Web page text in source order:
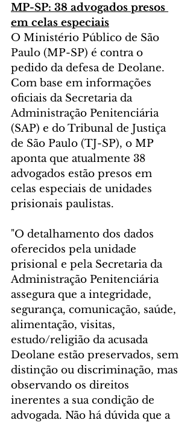
MP-SP: 38 advogados presos
em celas especiais
O Ministério Público de São
Paulo (MP-SP) é contra o
pedido da defesa de Deolane.
Com base em informações
oficiais da Secretaria da
Administração Penitenciária
(SAP) e do Tribunal de Justiça
de São Paulo (TJ-SP), o MP
aponta que atualmente 38
advogados estão presos em
celas especiais de unidades
prisionais paulistas.
"O detalhamento dos dados
oferecidos pela unidade
prisional e pela Secretaria da
Administração Penitenciária
assegura que a integridade,
segurança, comunicação, saúde,
alimentação, visitas,
estudo/religião da acusada
Deolane estão preservados, sem
distinção ou discriminação, mas
observando os direitos
inerentes a sua condição de
advogada. Não há dúvida que a